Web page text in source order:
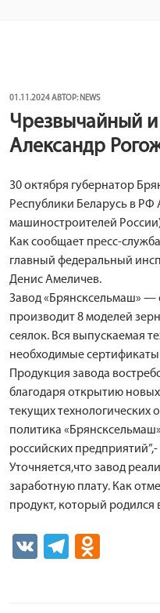
ОПУБЛИКОВАНО
01.11.2024АВТОР: NEWS
Чрезвычайный
Александр
30 октября губернатор
Республики Беларусь в
машиностроителей
Как сообщает пресс-
главный федеральный
Денис Амеличев.
Завод «Брянсксельмаш» —
производит 8 моделей
сеялок. Вся выпускаемая
необходимые
Продукция завода
благодаря открытию
текущих технологических
политика
российских
Уточняется,что завод
заработную плату. Как
продукт, который родился
V
Te